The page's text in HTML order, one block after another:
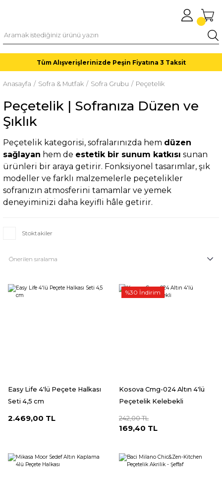
Tüm Alışverişlerinizde Peşin Fiyatına 3 Taksit
Anasayfa Sofra & Mutfak Sofra Grubu Peçetelik
Peçetelik | Sofranıza Düzen ve
Şıklık
Peçetelik kategorisi, sofralarınızda hem düzen
sağlayan hem de estetik bir sunum katkısı sunan
ürünleri bir araya getirir. Fonksiyonel tasarımlar, şık
modeller ve farklı malzemelerle peçetelikler
sofranızın atmosferini tamamlar ve yemek
deneyiminizi daha keyifli hâle getirir.
Stoktakiler
Easy Life 4'lü Peçete Halkası
Seti 4,5 cm
2.469,00 TL
%30 İndirim
Kosova Cmg-024 Altın 4'lü
Peçetelik Kelebekli
242,00 TL
169,40 TL